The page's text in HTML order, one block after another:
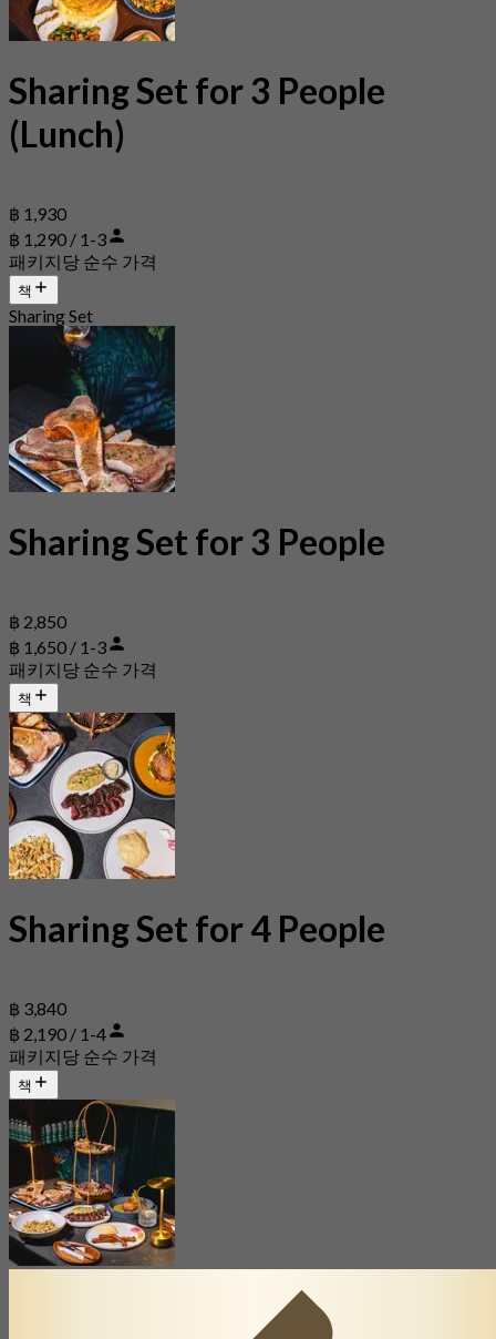
Sharing Set for 3 People
(Lunch)
฿ 1,930
฿ 1,290 / 1-3
패키지당 순수 가격
책
Sharing Set
Sharing Set for 3 People
฿ 2,850
฿ 1,650 / 1-3
패키지당 순수 가격
책
Sharing Set for 4 People
฿ 3,840
฿ 2,190 / 1-4
패키지당 순수 가격
책